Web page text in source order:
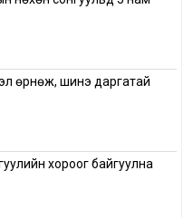
өрнөж, шинэ даргатай
хороог байгуулна